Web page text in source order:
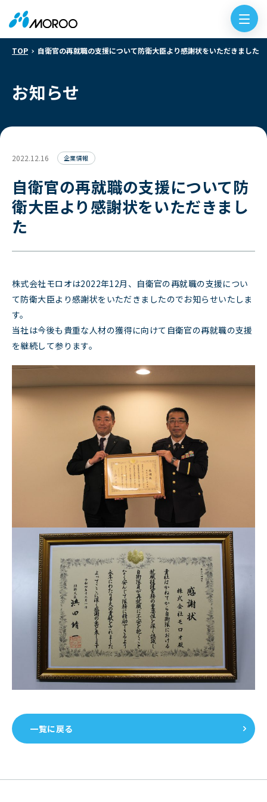
TOP 自衛官の再就職の支援について防衛大臣より感謝状をいただきました
お知らせ
2022.12.16 企業情報
自衛官の再就職の支援について防
衛大臣より感謝状をいただきまし
た
株式会社モロオは2022年12月、自衛官の再就職の支援につい
て防衛大臣より感謝状をいただきましたのでお知らせいたしま
す。
当社は今後も貴重な人材の獲得に向けて自衛官の再就職の支援
を継続して参ります。
一覧に戻る